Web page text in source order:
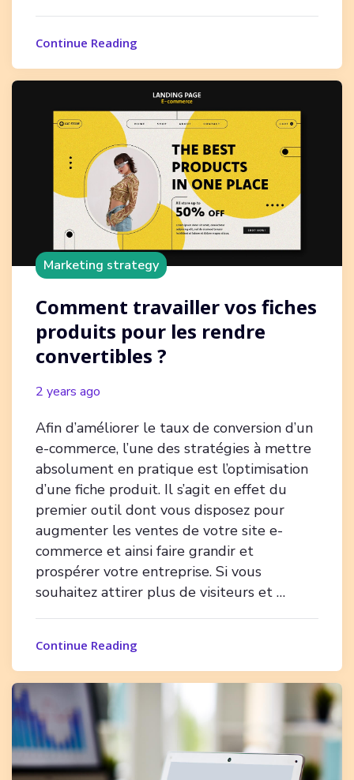
Continue Reading
Marketing strategy
Comment travailler vos fiches
produits pour les rendre
convertibles ?
2 years ago
Afin d’améliorer le taux de conversion d’un
e-commerce, l’une des stratégies à mettre
absolument en pratique est l’optimisation
d’une fiche produit. Il s’agit en effet du
premier outil dont vous disposez pour
augmenter les ventes de votre site e-
commerce et ainsi faire grandir et
prospérer votre entreprise. Si vous
souhaitez attirer plus de visiteurs et …
Continue Reading